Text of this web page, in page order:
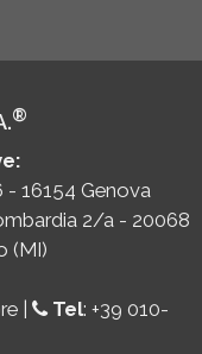
®
16154 Genova
2/a - 20068
(MI)
| Tel: +39 010-